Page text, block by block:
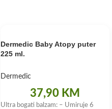
Dermedic Baby Atopy puter
225 ml.
Dermedic
37,90 KM
Ultra bogati balzam: – Umiruje 6